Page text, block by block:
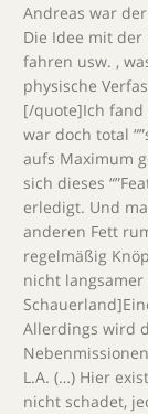
Andreas war
Die Idee mit der
fahren usw. ,
physische
[/quote]Ich fand
war doch total
aufs Maximum
sich dieses
erledigt. Und
anderen Fett
regelmäßig
nicht
Allerdings wird
L.A. (…) Hier
nicht schadet,